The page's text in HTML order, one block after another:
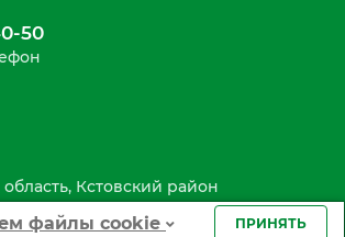
50
Кстовский район
файлы cookie ПРИНЯТЬ